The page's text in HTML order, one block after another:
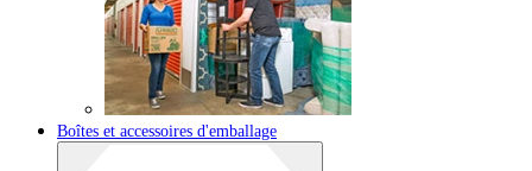
Boîtes et accessoires d'emballage